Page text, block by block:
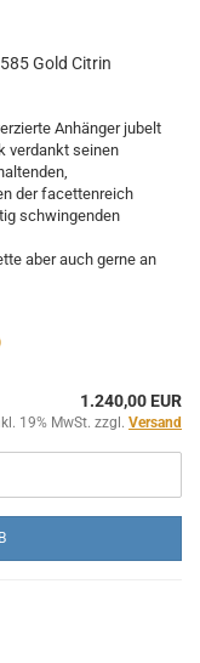
Gold Citrin
Anhänger jubelt
verdankt seinen
der facettenreich
schwingenden
aber auch gerne an
1.240,00 EUR
19% MwSt. zzgl. Versand